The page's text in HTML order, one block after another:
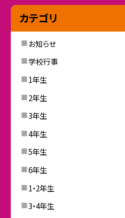
カテゴリ
お知らせ
学校行事
1年生
2年生
3年生
4年生
5年生
6年生
1・2年生
3・4年生